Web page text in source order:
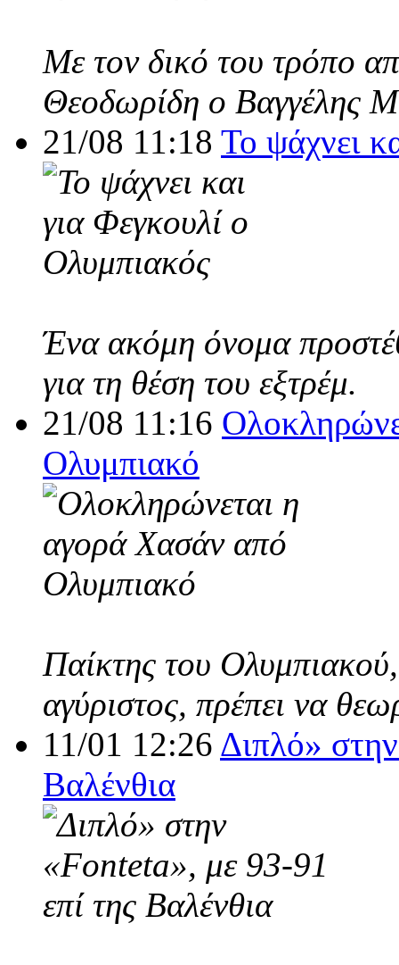
Με τον δικό του τρόπο
Θεοδωρίδη ο Βαγγέλης
21/08 11:18 Το ψάχνει
Ένα ακόμη όνομα
για τη θέση του εξτρέμ.
21/08 11:16
Ολυμπιακό
Παίκτης του
αγύριστος, πρέπει να
11/01 12:26 Διπλό»
Βαλένθια